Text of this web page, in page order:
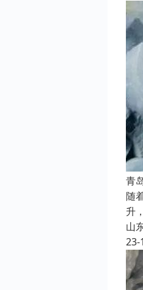
青
随
升
山
23-